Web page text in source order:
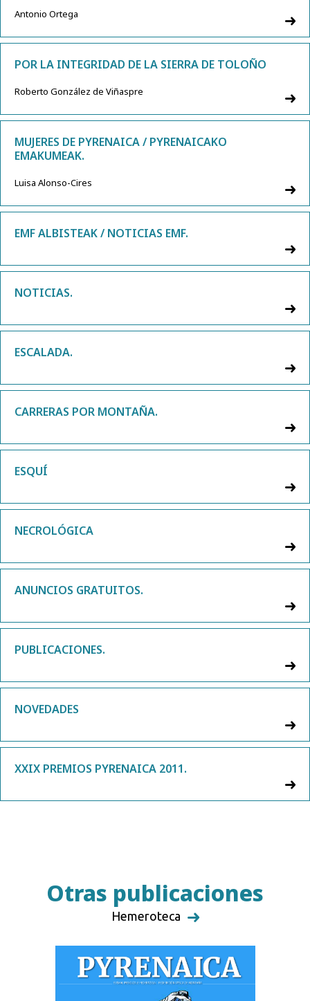
Antonio Ortega
POR LA INTEGRIDAD DE LA SIERRA DE TOLOÑO
Roberto González de Viñaspre
MUJERES DE PYRENAICA / PYRENAICAKO
EMAKUMEAK.
Luisa Alonso-Cires
EMF ALBISTEAK / NOTICIAS EMF.
NOTICIAS.
ESCALADA.
CARRERAS POR MONTAÑA.
ESQUÍ
NECROLÓGICA
ANUNCIOS GRATUITOS.
PUBLICACIONES.
NOVEDADES
XXIX PREMIOS PYRENAICA 2011.
Otras publicaciones
Hemeroteca